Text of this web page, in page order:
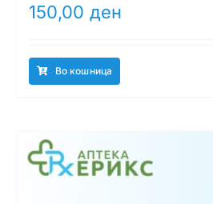
150,00 ден
Во кошница